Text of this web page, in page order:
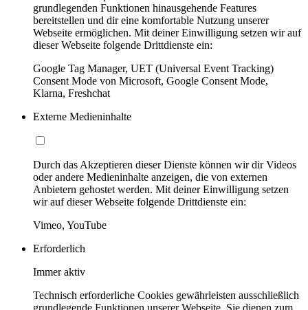
grundlegenden Funktionen hinausgehende Features
bereitstellen und dir eine komfortable Nutzung unserer
Webseite ermöglichen. Mit deiner Einwilligung setzen wir auf
dieser Webseite folgende Drittdienste ein:
Google Tag Manager, UET (Universal Event Tracking)
Consent Mode von Microsoft, Google Consent Mode,
Klarna, Freshchat
Externe Medieninhalte
Durch das Akzeptieren dieser Dienste können wir dir Videos
oder andere Medieninhalte anzeigen, die von externen
Anbietern gehostet werden. Mit deiner Einwilligung setzen
wir auf dieser Webseite folgende Drittdienste ein:
Vimeo, YouTube
Erforderlich
Immer aktiv
Technisch erforderliche Cookies gewährleisten ausschließlich
grundlegende Funktionen unserer Webseite. Sie dienen zum